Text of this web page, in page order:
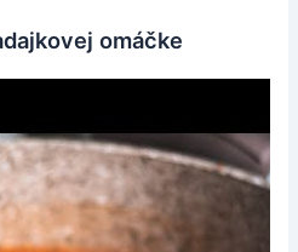
omáčke